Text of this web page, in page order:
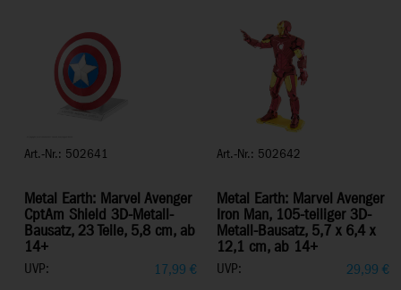
Art.-Nr.: 502641
Metal Earth: Marvel Avenger
CptAm Shield 3D-Metall-
Bausatz, 23 Teile, 5,8 cm, ab
14+
UVP: 17,99 €
Art.-Nr.: 502642
Metal Earth: Marvel Avenger
Iron Man, 105-teiliger 3D-
Metall-Bausatz, 5,7 x 6,4 x
12,1 cm, ab 14+
UVP: 29,99 €